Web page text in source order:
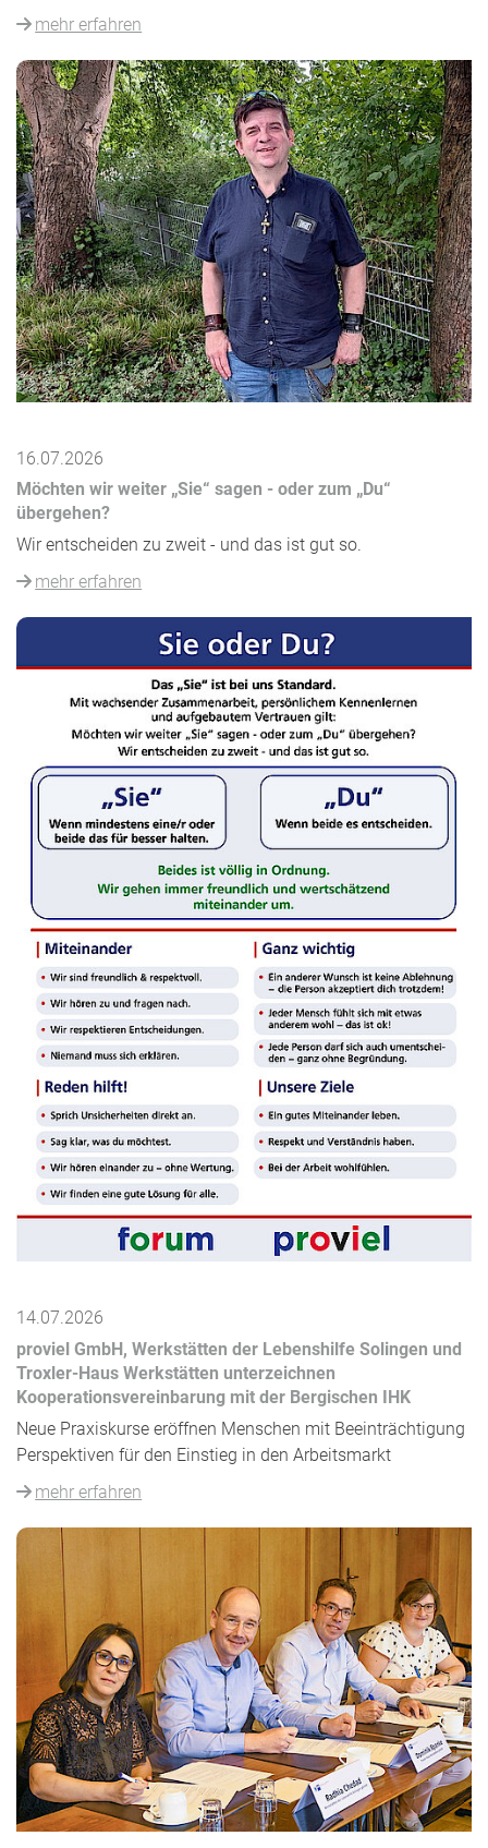
mehr erfahren
16.07.2026
Möchten wir weiter „Sie“ sagen - oder zum „Du“
übergehen?
Wir entscheiden zu zweit - und das ist gut so.
mehr erfahren
14.07.2026
proviel GmbH, Werkstätten der Lebenshilfe Solingen und
Troxler-Haus Werkstätten unterzeichnen
Kooperationsvereinbarung mit der Bergischen IHK
Neue Praxiskurse eröffnen Menschen mit Beeinträchtigung
Perspektiven für den Einstieg in den Arbeitsmarkt
mehr erfahren